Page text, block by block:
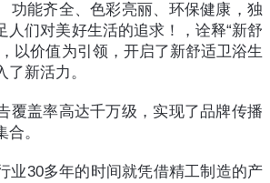
功能齐全、色彩亮丽、环保健康，独
人们对美好生活的追求！，诠释“新舒
以价值为引领，开启了新舒适卫浴生
新活力。
覆盖率高达千万级，实现了品牌传播
。
业30多年的时间就凭借精工制造的产